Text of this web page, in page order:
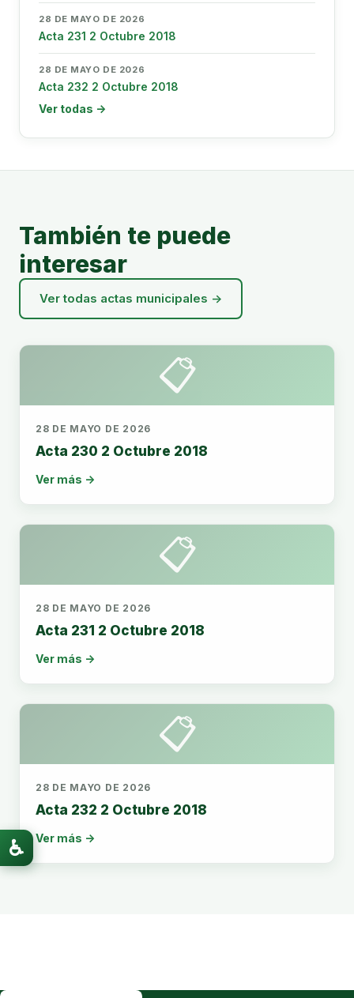
28 DE MAYO DE 2026
Acta 231 2 Octubre 2018
28 DE MAYO DE 2026
Acta 232 2 Octubre 2018
Ver todas →
También te puede
interesar
Ver todas actas municipales →
📋
28 DE MAYO DE 2026
Acta 230 2 Octubre 2018
Ver más →
📋
28 DE MAYO DE 2026
Acta 231 2 Octubre 2018
Ver más →
📋
28 DE MAYO DE 2026
Acta 232 2 Octubre 2018
Ver más →
♿